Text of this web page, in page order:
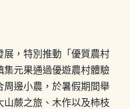
展，特別推動「優質農村
集元果通過優遊農村體驗
周邊小農，於暑假期間舉
蕨之旅、木作以及柿枝